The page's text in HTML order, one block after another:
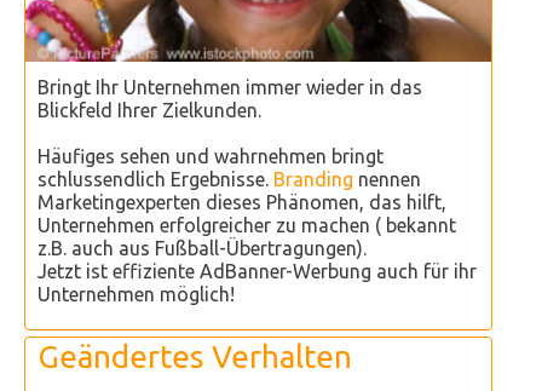
Bringt Ihr Unternehmen immer wieder in das
Blickfeld Ihrer Zielkunden.
Häufiges sehen und wahrnehmen bringt
schlussendlich Ergebnisse. Branding nennen
Marketingexperten dieses Phänomen, das hilft,
Unternehmen erfolgreicher zu machen ( bekannt
z.B. auch aus Fußball-Übertragungen).
Jetzt ist effiziente AdBanner-Werbung auch für ihr
Unternehmen möglich!
Geändertes Verhalten